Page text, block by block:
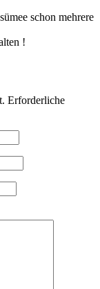
schon mehrere
!
Erforderliche